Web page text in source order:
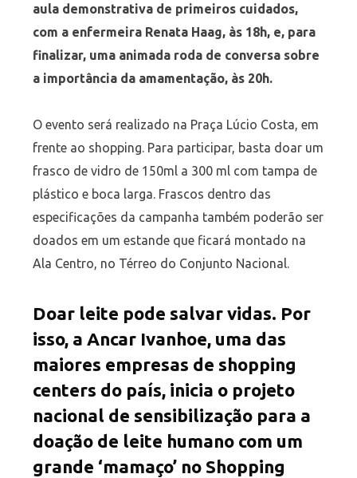
aula demonstrativa de primeiros cuidados,
com a enfermeira Renata Haag, às 18h, e, para
finalizar, uma animada roda de conversa sobre
a importância da amamentação, às 20h.
O evento será realizado na Praça Lúcio Costa, em
frente ao shopping. Para participar, basta doar um
frasco de vidro de 150ml a 300 ml com tampa de
plástico e boca larga. Frascos dentro das
especificações da campanha também poderão ser
doados em um estande que ficará montado na
Ala Centro, no Térreo do Conjunto Nacional.
Doar leite pode salvar vidas. Por
isso, a Ancar Ivanhoe, uma das
maiores empresas de shopping
centers do país, inicia o projeto
nacional de sensibilização para a
doação de leite humano com um
grande ‘mamaço’ no Shopping